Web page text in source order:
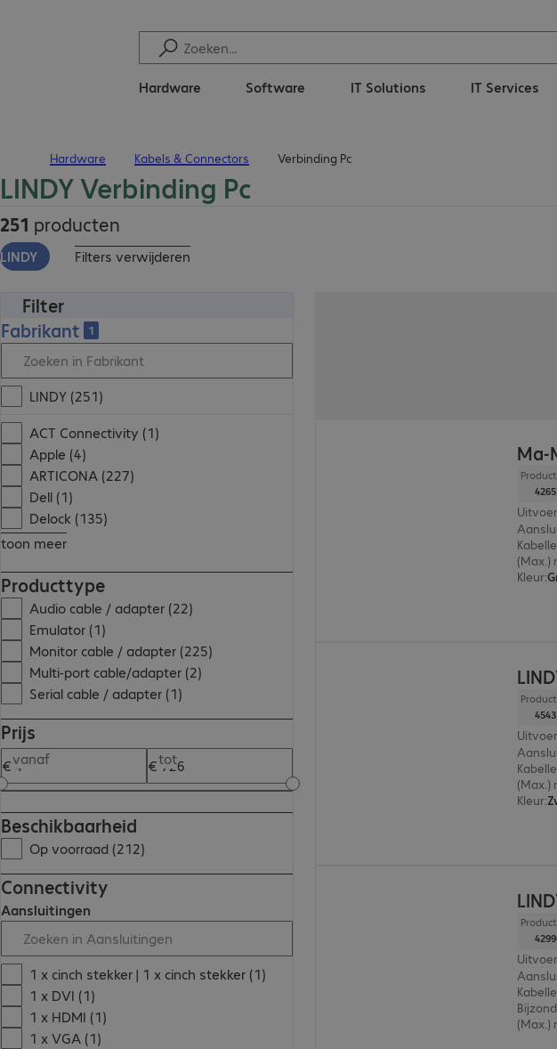
Hardware Software IT Solutions IT Services
Hardware Kabels & Connectors Verbinding Pc
LINDY Verbinding Pc
251 producten
LINDY Filters verwijderen
Filter
Fabrikant
1
LINDY (251)
ACT Connectivity (1)
Apple (4)
ARTICONA (227)
Dell (1)
Delock (135)
toon meer
Producttype
Audio cable / adapter (22)
Emulator (1)
Monitor cable / adapter (225)
Multi-port cable/adapter (2)
Serial cable / adapter (1)
Prijs
vanaf tot
Beschikbaarheid
Op voorraad (212)
Connectivity
Aansluitingen
1 x cinch stekker | 1 x cinch stekker (1)
1 x DVI (1)
1 x HDMI (1)
1 x VGA (1)
Ma-
(Max.)
Kleur:
(Max.)
Kleur:
(Max.)